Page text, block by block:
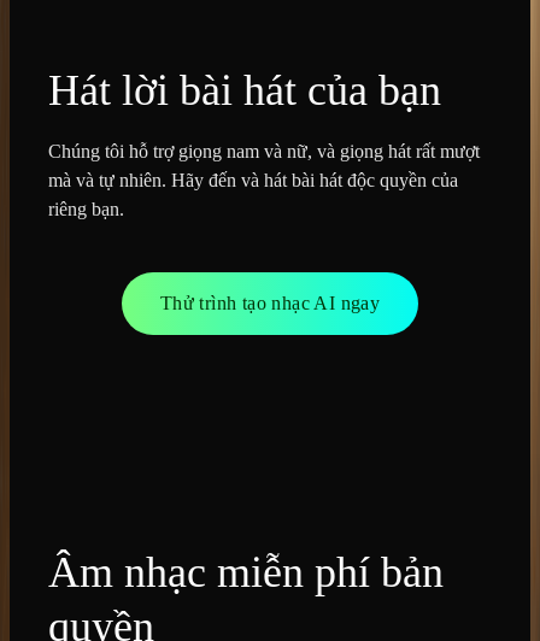
Hát lời bài hát của bạn
Chúng tôi hỗ trợ giọng nam và nữ, và giọng hát rất mượt
mà và tự nhiên. Hãy đến và hát bài hát độc quyền của
riêng bạn.
Thử trình tạo nhạc AI ngay
Âm nhạc miễn phí bản
quyền